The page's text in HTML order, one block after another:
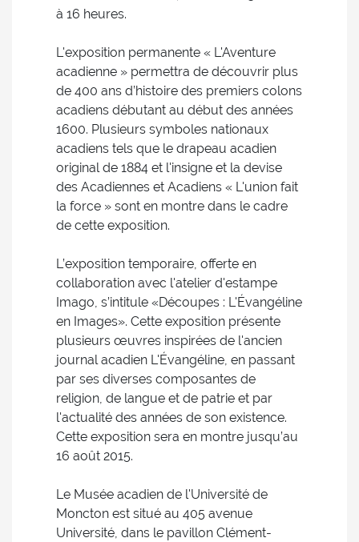
à 16 heures.
L'exposition permanente « L'Aventure
acadienne » permettra de découvrir plus
de 400 ans d’histoire des premiers colons
acadiens débutant au début des années
1600. Plusieurs symboles nationaux
acadiens tels que le drapeau acadien
original de 1884 et l'insigne et la devise
des Acadiennes et Acadiens « L'union fait
la force » sont en montre dans le cadre
de cette exposition.
L’exposition temporaire, offerte en
collaboration avec l'atelier d'estampe
Imago, s’intitule «Découpes : L'Évangéline
en Images». Cette exposition présente
plusieurs œuvres inspirées de l'ancien
journal acadien L'Évangéline, en passant
par ses diverses composantes de
religion, de langue et de patrie et par
l'actualité des années de son existence.
Cette exposition sera en montre jusqu’au
16 août 2015.
Le Musée acadien de l'Université de
Moncton est situé au 405 avenue
Université, dans le pavillon Clément-